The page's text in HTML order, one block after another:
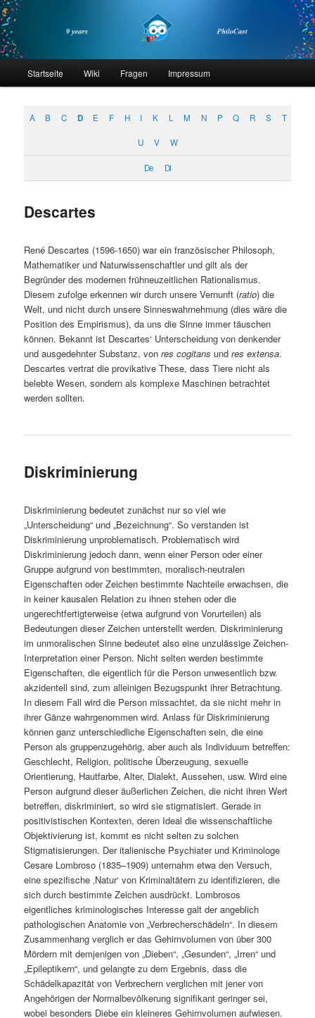
Zum
primären
Inhalt
springen
Zum
sekundären
Inhalt
springenphilocast
Startseite Wiki Fragen Impressum
A B C D E F H I K L M N P Q R S T
U V W
De Di
Descartes
René Descartes (1596-1650) war ein französischer Philosoph,
Mathematiker und Naturwissenschaftler und gilt als der
Begründer des modernen frühneuzeitlichen Rationalismus.
Diesem zufolge erkennen wir durch unsere Vernunft (ratio) die
Welt, und nicht durch unsere Sinneswahrnehmung (dies wäre die
Position des Empirismus), da uns die Sinne immer täuschen
können. Bekannt ist Descartes‘ Unterscheidung von denkender
und ausgedehnter Substanz, vonres cogitans undres extensa.
Descartes vertrat die provikative These, dass Tiere nicht als
belebte Wesen, sondern als komplexe Maschinen betrachtet
werden sollten.
Diskriminierung
Diskriminierung bedeutet zunächst nur so viel wie
„Unterscheidung“ und „Bezeichnung“. So verstanden ist
Diskriminierung unproblematisch. Problematisch wird
Diskriminierung jedoch dann, wenn einer Person oder einer
Gruppe aufgrund von bestimmten, moralisch-neutralen
Eigenschaften oder Zeichen bestimmte Nachteile erwachsen, die
in keiner kausalen Relation zu ihnen stehen oder die
ungerechtfertigterweise (etwa aufgrund von Vorurteilen) als
Bedeutungen dieser Zeichen unterstellt werden. Diskriminierung
im unmoralischen Sinne bedeutet also eine unzulässige Zeichen-
Interpretation einer Person. Nicht selten werden bestimmte
Eigenschaften, die eigentlich für die Person unwesentlich bzw.
akzidentell sind, zum alleinigen Bezugspunkt ihrer Betrachtung.
In diesem Fall wird die Person missachtet, da sie nicht mehr in
ihrer Gänze wahrgenommen wird. Anlass für Diskriminierung
können ganz unterschiedliche Eigenschaften sein, die eine
Person als gruppenzugehörig, aber auch als Individuum betreffen:
Geschlecht, Religion, politische Überzeugung, sexuelle
Orientierung, Hautfarbe, Alter, Dialekt, Aussehen, usw. Wird eine
Person aufgrund dieser äußerlichen Zeichen, die nicht ihren Wert
betreffen, diskriminiert, so wird sie stigmatisiert. Gerade in
positivistischen Kontexten, deren Ideal die wissenschaftliche
Objektivierung ist, kommt es nicht selten zu solchen
Stigmatisierungen. Der italienische Psychiater und Kriminologe
Cesare Lombroso (1835–1909) unternahm etwa den Versuch,
eine spezifische ‚Natur‘ von Kriminaltätern zu identifizieren, die
sich durch bestimmte Zeichen ausdrückt. Lombrosos
eigentliches kriminologisches Interesse galt der angeblich
pathologischen Anatomie von „Verbrecherschädeln“. In diesem
Zusammenhang verglich er das Gehirnvolumen von über 300
Mördern mit demjenigen von „Dieben“, „Gesunden“, „Irren“ und
„Epileptikern“, und gelangte zu dem Ergebnis, dass die
Schädelkapazität von Verbrechern verglichen mit jener von
Angehörigen der Normalbevölkerung signifikant geringer sei,
wobei besonders Diebe ein kleineres Gehirnvolumen aufwiesen.